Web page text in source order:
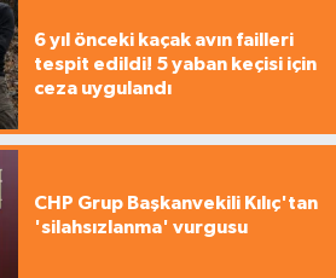
6 yıl önceki kaçak avın failleri
tespit edildi! 5 yaban keçisi için
ceza uygulandı
CHP Grup Başkanvekili Kılıç'tan
'silahsızlanma' vurgusu